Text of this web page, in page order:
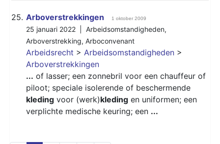
25. Arboverstrekkingen 1 oktober 2009
25 januari 2022 | Arbeidsomstandigheden,
Arboverstrekking, Arboconvenant
Arbeidsrecht > Arbeidsomstandigheden >
Arboverstrekkingen
... of lasser; een zonnebril voor een chauffeur of
piloot; speciale isolerende of beschermende
kleding voor (werk)kleding en uniformen; een
verplichte medische keuring; een ...